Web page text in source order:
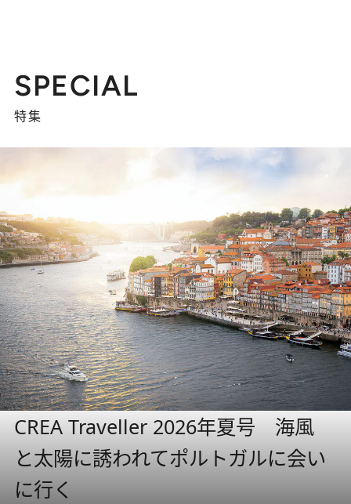
SPECIAL
特集
CREA Traveller 2026年夏号 海風
と太陽に誘われてポルトガルに会い
に行く